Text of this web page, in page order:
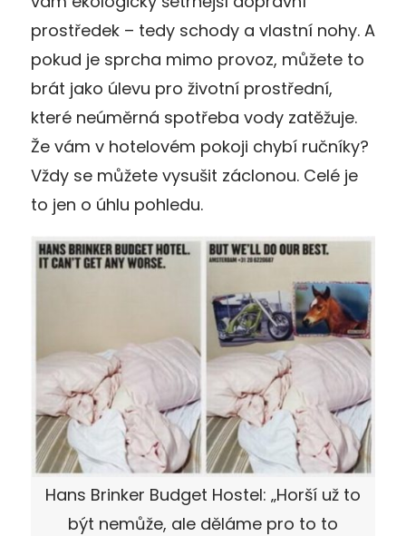
prostředek – tedy schody a vlastní nohy. A
pokud je sprcha mimo provoz, můžete to
brát jako úlevu pro životní prostřední,
které neúměrná spotřeba vody zatěžuje.
Že vám v hotelovém pokoji chybí ručníky?
Vždy se můžete vysušit záclonou. Celé je
to jen o úhlu pohledu.
Hans Brinker Budget Hostel: „Horší už to
být nemůže, ale děláme pro to to